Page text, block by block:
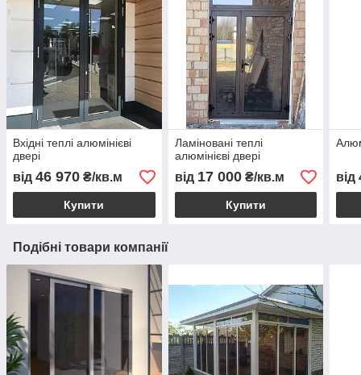
Вхідні теплі алюмінієві
двері
від 46 970 ₴/кв.м
Купити
Ламіновані теплі
алюмінієві двері
від 17 000₴/кв.м
Купити
від
Подібні товари компанії